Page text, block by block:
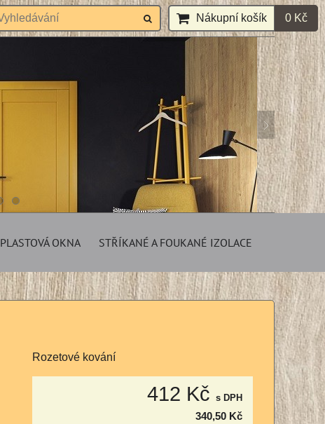
Nákupní košík 0 Kč
PLASTOVÁ OKNA STŘÍKANÉ A FOUKANÉ IZOLACE
Rozetové kování
412 Kč s DPH
340,50 Kč